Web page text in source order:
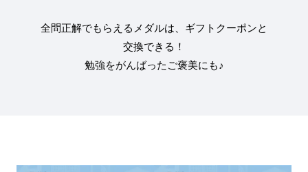
全問正解でもらえるメダルは、ギフトクーポンと
交換できる！
勉強をがんばったご褒美にも♪